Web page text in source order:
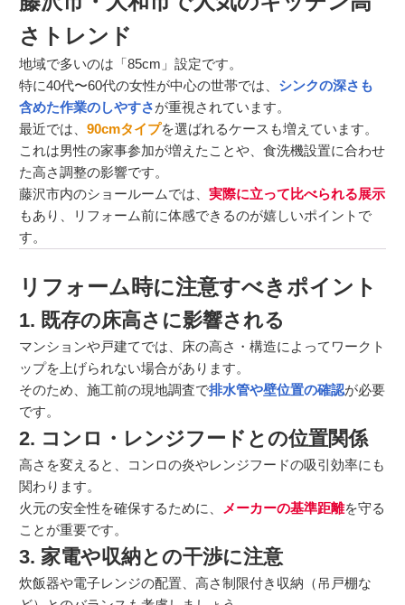
さトレンド
地域で多いのは「85cm」設定です。
特に40代〜60代の女性が中心の世帯では、 シンクの深さも
含めた作業のしやすさが重視されています。
最近では、 90cmタイプを選ばれるケースも増えています。
これは男性の家事参加が増えたことや、食洗機設置に合わせ
た高さ調整の影響です。
藤沢市内のショールームでは、 実際に立って比べられる展示
もあり、リフォーム前に体感できるのが嬉しいポイントで
す。
リフォーム時に注意すべきポイント
1. 既存の床高さに影響される
マンションや戸建てでは、床の高さ・構造によってワークト
ップを上げられない場合があります。
そのため、施工前の現地調査で排水管や壁位置の確認が必要
です。
2. コンロ・レンジフードとの位置関係
高さを変えると、コンロの炎やレンジフードの吸引効率にも
関わります。
火元の安全性を確保するために、 メーカーの基準距離を守る
ことが重要です。
3. 家電や収納との干渉に注意
炊飯器や電子レンジの配置、高さ制限付き収納（吊戸棚な